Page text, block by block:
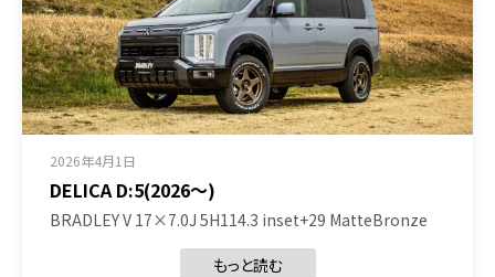
2026年4月1日
DELICA D:5(2026～)
BRADLEY V 17×7.0J 5H114.3 inset+29 MatteBronze
もっと読む